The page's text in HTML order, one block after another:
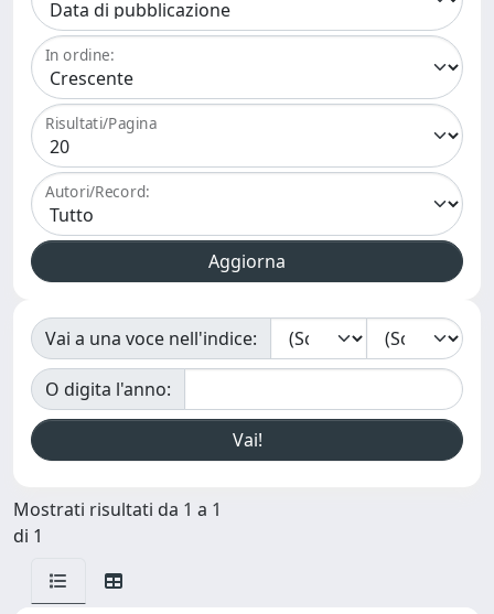
In ordine:
Risultati/Pagina
Autori/Record:
Vai a una voce nell'indice:
O digita l'anno:
Mostrati risultati da 1 a 1
di 1